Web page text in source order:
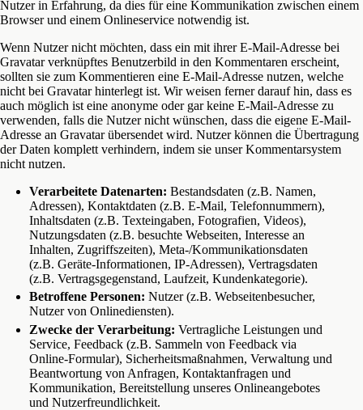
Nutzer in Erfahrung, da dies für eine Kommunikation zwischen einem
Browser und einem Onlineservice notwendig ist.
Wenn Nutzer nicht möchten, dass ein mit ihrer E-Mail-Adresse bei
Gravatar verknüpftes Benutzerbild in den Kommentaren erscheint,
sollten sie zum Kommentieren eine E-Mail-Adresse nutzen, welche
nicht bei Gravatar hinterlegt ist. Wir weisen ferner darauf hin, dass es
auch möglich ist eine anonyme oder gar keine E-Mail-Adresse zu
verwenden, falls die Nutzer nicht wünschen, dass die eigene E-Mail-
Adresse an Gravatar übersendet wird. Nutzer können die Übertragung
der Daten komplett verhindern, indem sie unser Kommentarsystem
nicht nutzen.
Verarbeitete Datenarten: Bestandsdaten (z.B. Namen,
Adressen), Kontaktdaten (z.B. E-Mail, Telefonnummern),
Inhaltsdaten (z.B. Texteingaben, Fotografien, Videos),
Nutzungsdaten (z.B. besuchte Webseiten, Interesse an
Inhalten, Zugriffszeiten), Meta-/Kommunikationsdaten
(z.B. Geräte-Informationen, IP-Adressen), Vertragsdaten
(z.B. Vertragsgegenstand, Laufzeit, Kundenkategorie).
Betroffene Personen: Nutzer (z.B. Webseitenbesucher,
Nutzer von Onlinediensten).
Zwecke der Verarbeitung: Vertragliche Leistungen und
Service, Feedback (z.B. Sammeln von Feedback via
Online-Formular), Sicherheitsmaßnahmen, Verwaltung und
Beantwortung von Anfragen, Kontaktanfragen und
Kommunikation, Bereitstellung unseres Onlineangebotes
und Nutzerfreundlichkeit.